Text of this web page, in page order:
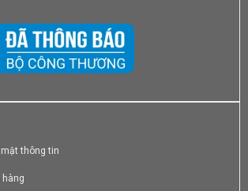
thông tin
hàng